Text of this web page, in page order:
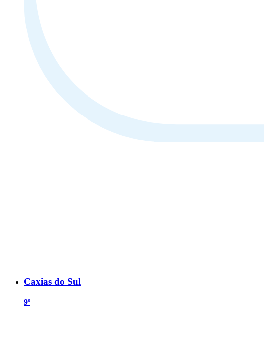
Caxias do Sul
9º